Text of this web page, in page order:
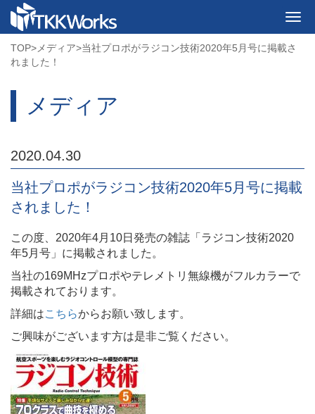
TOP> メディア>当社プロポがラジコン技術2020年5月号に掲載さ
れました！
メディア
2020.04.30
当社プロポがラジコン技術2020年5月号に掲載
されました！
この度、2020年4月10日発売の雑誌「ラジコン技術2020
年5月号」に掲載されました。
当社の169MHzプロポやテレメトリ無線機がフルカラーで
掲載されております。
詳細はこちらからお願い致します。
ご興味がございます方は是非ご覧ください。